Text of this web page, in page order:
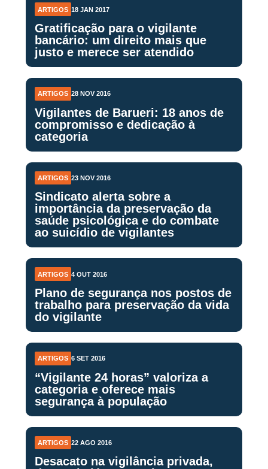
ARTIGOS 18 JAN 2017
Gratificação para o vigilante
bancário: um direito mais que
justo e merece ser atendido
ARTIGOS 28 NOV 2016
Vigilantes de Barueri: 18 anos de
compromisso e dedicação à
categoria
ARTIGOS 23 NOV 2016
Sindicato alerta sobre a
importância da preservação da
saúde psicológica e do combate
ao suicídio de vigilantes
ARTIGOS 4 OUT 2016
Plano de segurança nos postos de
trabalho para preservação da vida
do vigilante
ARTIGOS 6 SET 2016
“Vigilante 24 horas” valoriza a
categoria e oferece mais
segurança à população
ARTIGOS 22 AGO 2016
Desacato na vigilância privada,